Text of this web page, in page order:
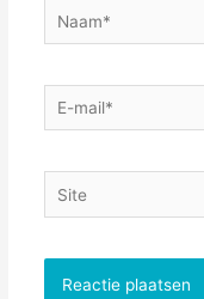
Naam*
E-
mail*
Site